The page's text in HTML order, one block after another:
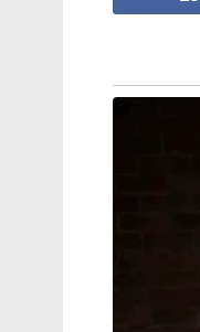
ഭയമാണ്
ജൂൺ